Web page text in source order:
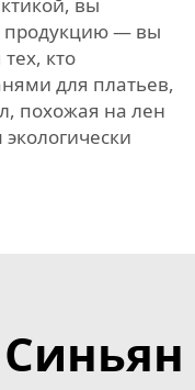
продукцию — вы
кто
для платьев,
похожая на лен